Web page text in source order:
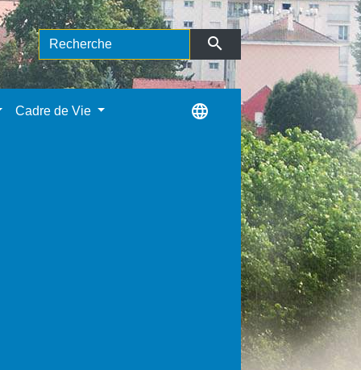
search
Cadre de Vie language